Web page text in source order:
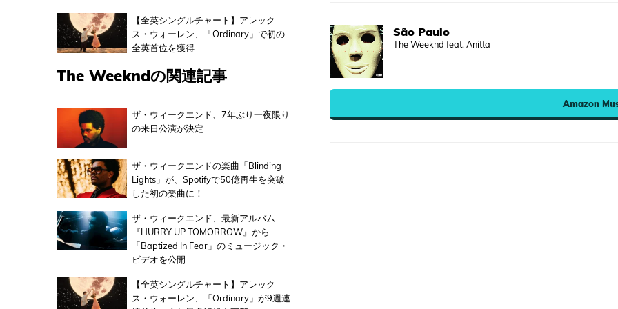
São Paulo
The Weeknd feat. Anitta
Amazon
【全英シングルチャート】アレック
ス・ウォーレン、「Ordinary」で初の
全英首位を獲得
The Weekndの関連記事
ザ・ウィークエンド、7年ぶり一夜限り
の来日公演が決定
ザ・ウィークエンドの楽曲「Blinding
Lights」が、Spotifyで50億再生を突破
した初の楽曲に！
ザ・ウィークエンド、最新アルバム
『HURRY UP TOMORROW』から
「Baptized In Fear」のミュージック・
ビデオを公開
【全英シングルチャート】アレック
ス・ウォーレン、「Ordinary」が9週連